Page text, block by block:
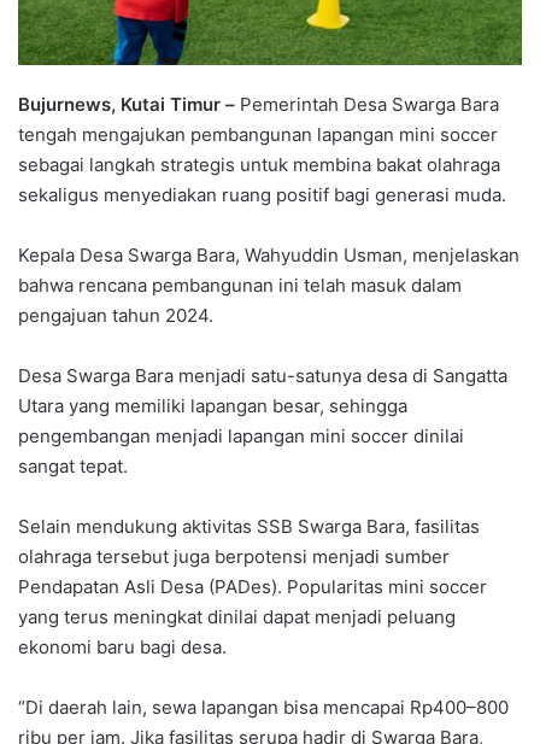
Bujurnews, Kutai Timur – Pemerintah Desa Swarga Bara
tengah mengajukan pembangunan lapangan mini soccer
sebagai langkah strategis untuk membina bakat olahraga
sekaligus menyediakan ruang positif bagi generasi muda.
Kepala Desa Swarga Bara, Wahyuddin Usman, menjelaskan
bahwa rencana pembangunan ini telah masuk dalam
pengajuan tahun 2024.
Desa Swarga Bara menjadi satu-satunya desa di Sangatta
Utara yang memiliki lapangan besar, sehingga
pengembangan menjadi lapangan mini soccer dinilai
sangat tepat.
Selain mendukung aktivitas SSB Swarga Bara, fasilitas
olahraga tersebut juga berpotensi menjadi sumber
Pendapatan Asli Desa (PADes). Popularitas mini soccer
yang terus meningkat dinilai dapat menjadi peluang
ekonomi baru bagi desa.
“Di daerah lain, sewa lapangan bisa mencapai Rp400–800
ribu per jam. Jika fasilitas serupa hadir di Swarga Bara,